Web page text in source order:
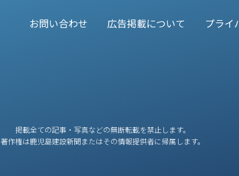
お問い合わせ 広告掲載について プライ
掲載全ての記事・写真などの無断転載を禁止します。
著作権は鹿児島建設新聞またはその情報提供者に帰属します。